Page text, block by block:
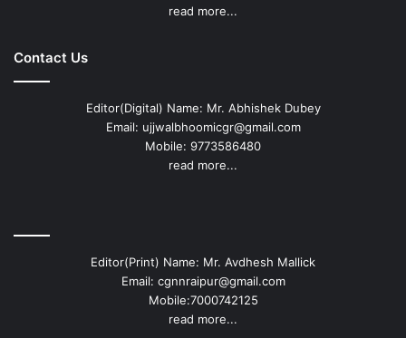
read more...
Contact Us
Editor(Digital) Name: Mr. Abhishek Dubey
Email: ujjwalbhoomicgr@gmail.com
Mobile: 9773586480
read more...
Editor(Print) Name: Mr. Avdhesh Mallick
Email: cgnnraipur@gmail.com
Mobile:7000742125
read more...